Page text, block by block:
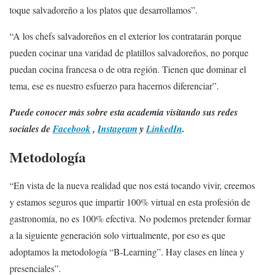
toque salvadoreño a los platos que desarrollamos”.
“A los chefs salvadoreños en el exterior los contratarán porque
pueden cocinar una varidad de platillos salvadoreños, no porque
puedan cocina francesa o de otra región. Tienen que dominar el
tema, ese es nuestro esfuerzo para hacernos diferenciar”.
Puede conocer más sobre esta academia visitando sus redes
sociales deFacebook,InstagramyLinkedIn.
Metodología
“En vista de la nueva realidad que nos está tocando vivir, creemos
y estamos seguros que impartir 100% virtual en esta profesión de
gastronomía, no es 100% efectiva. No podemos pretender formar
a la siguiente generación solo virtualmente, por eso es que
adoptamos la metodología “B-Learning”. Hay clases en línea y
presenciales”.